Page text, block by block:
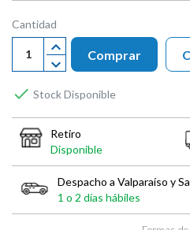
Cantidad
Comprar
 Stock Disponible
Retiro
Disponible
Despacho a Valparaíso y
1 o 2 días hábiles